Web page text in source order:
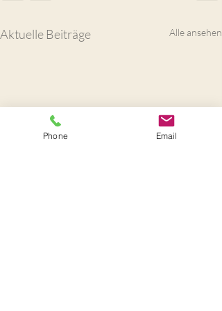
Aktuelle Beiträge Alle ansehen
Phone Email